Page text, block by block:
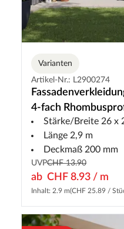
Varianten
Artikel-Nr.: L2900274
4-fach
Stärke/Breite 26 x
Länge 2,9 m
Deckmaß 200 mm
UVPCHF 13.90
ab CHF 8.93 / m
Inhalt: 2.9 m(CHF 25.89 /